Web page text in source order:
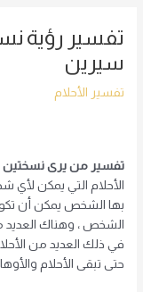
تفسير رؤية
سيرين
تفسير الأحلام
تفسير من يرى نسختين
الأحلام التي يمكن لأي
بها الشخص يمكن أن
الشخص ، وهناك العديد
في ذلك العديد من
حتى تبقى الأحلام